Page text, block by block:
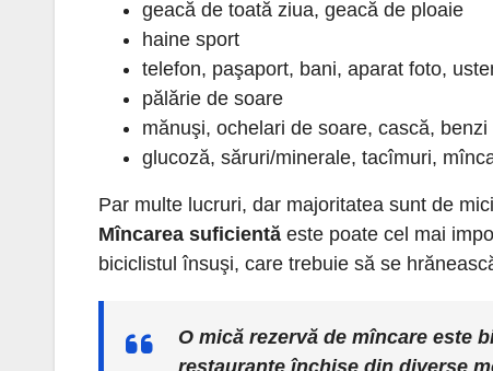
geacă de toată ziua, geacă de ploaie
haine sport
telefon, paşaport, bani, aparat foto,
pălărie de soare
mănuşi, ochelari de soare, cască,
glucoză, săruri/minerale, tacîmuri,
Par multe lucruri, dar majoritatea sunt de
Mîncarea suficientă este poate cel mai
biciclistul însuşi, care trebuie să se
O mică rezervă de mîncare este